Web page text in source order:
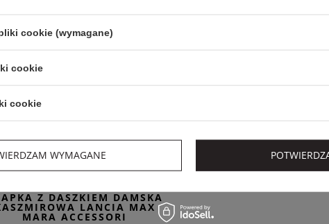
Z DASZKIEM DAMSKA
LANCIA MAX
MARA ACCESSORI
cookie (wymagane)
cookie
cookie
WYMAGANE